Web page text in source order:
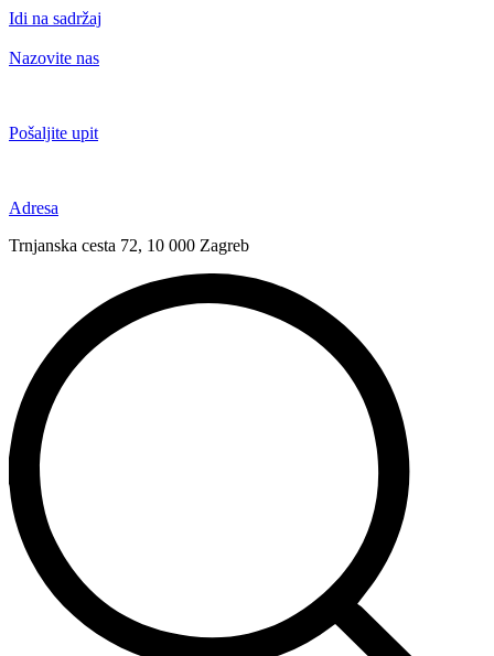
Idi na sadržaj
Nazovite nas
Pošaljite upit
Adresa
Trnjanska cesta 72, 10 000 Zagreb